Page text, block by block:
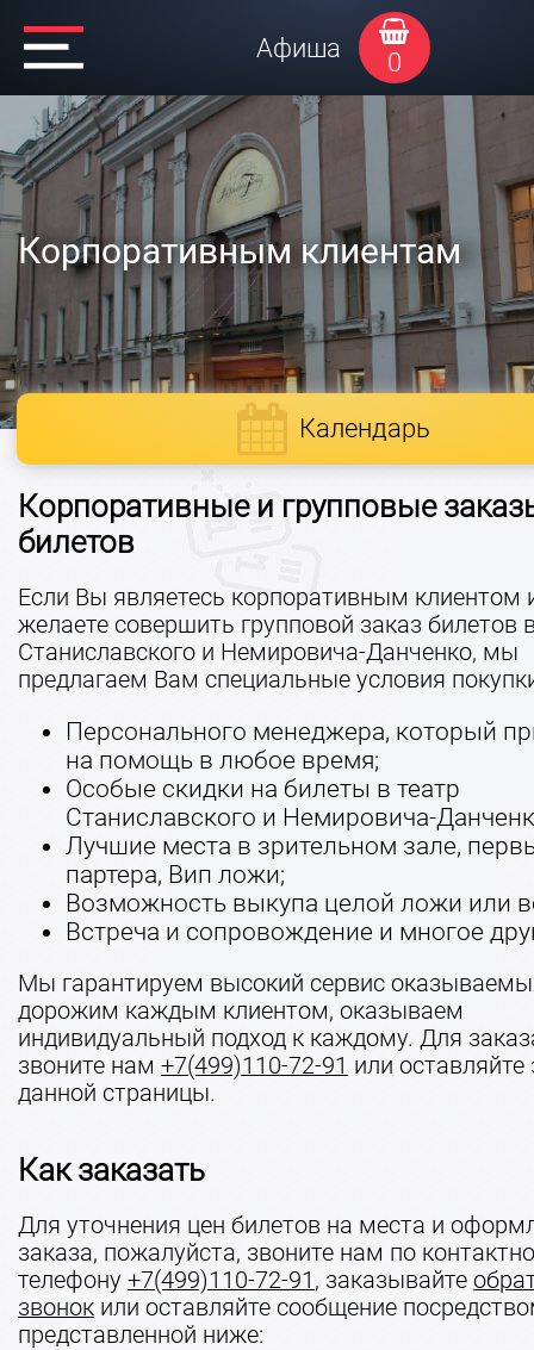
Афиша 0
Корпоративным клиентам
Календарь
Корпоративные и групповые
билетов
Если Вы являетесь корпоративным клиентом
желаете совершить групповой заказ билетов
Станиславского и Немировича-Данченко, мы
предлагаем Вам специальные условия
Персонального менеджера, который
на помощь в любое время;
Особые скидки на билеты в театр
Станиславского и Немировича-
Лучшие места в зрительном зале,
партера, Вип ложи;
Возможность выкупа целой ложи или
Встреча и сопровождение и многое
Мы гарантируем высокий сервис
дорожим каждым клиентом, оказываем
индивидуальный подход к каждому. Для
звоните нам +7(499)110-72-91 или оставляйте
данной страницы.
Как заказать
Для уточнения цен билетов на места и
заказа, пожалуйста, звоните нам по
телефону +7(499)110-72-91 , заказывайте
звонок или оставляйте сообщение
представленной ниже: